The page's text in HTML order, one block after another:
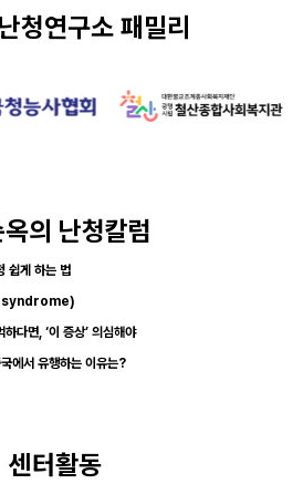
청연구소 패밀리
의 난청칼럼
쉽게 하는 법
syndrome)
다면, ‘이 증상’ 의심해야
에서 유행하는 이유는?
센터활동